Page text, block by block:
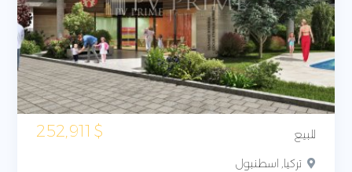
للبيع $
تركيا, اسطنبول